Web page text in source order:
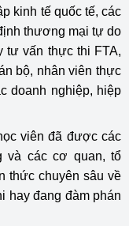
kinh tế quốc tế, các
thương mại tự do
tư vấn thực thi FTA,
bộ, nhân viên thực
doanh nghiệp, hiệp
viên đã được các
và các cơ quan, tổ
thức chuyên sâu về
hay đang đàm phán